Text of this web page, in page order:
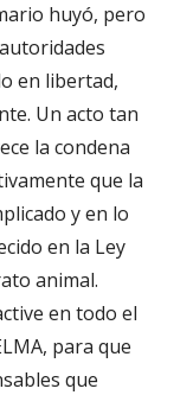
huyó, pero
en libertad,
Un acto tan
la condena
que la
y en lo
en la Ley
animal.
en todo el
para que
que